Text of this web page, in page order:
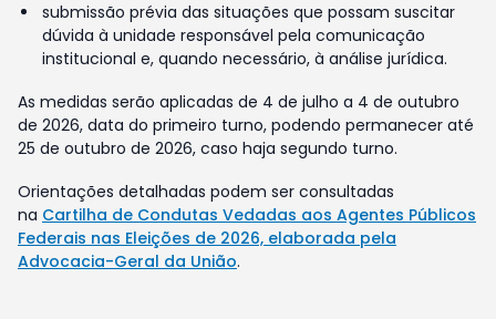
submissão prévia das situações que possam suscitar
dúvida à unidade responsável pela comunicação
institucional e, quando necessário, à análise jurídica.
As medidas serão aplicadas de 4 de julho a 4 de outubro
de 2026, data do primeiro turno, podendo permanecer até
25 de outubro de 2026, caso haja segundo turno.
Orientações detalhadas podem ser consultadas
na Cartilha de Condutas Vedadas aos Agentes Públicos
Federais nas Eleições de 2026, elaborada pela
Advocacia-Geral da União.